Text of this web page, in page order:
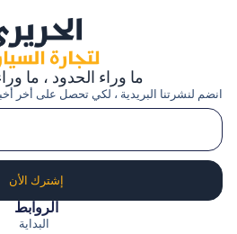
ما وراء الحدود ، ما
انضم لنشرتنا البريدية ، لكي تحصل على أخر
إشترك الأن
الروابط
البداية